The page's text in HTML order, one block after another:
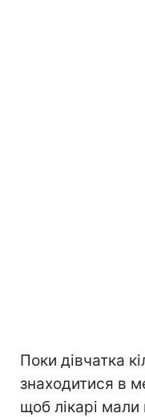
Поки дівчатка
знаходитися в
щоб лікарі